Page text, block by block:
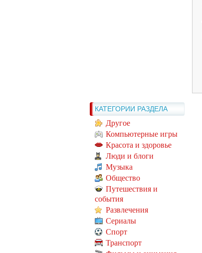
КАТЕГОРИИ РАЗДЕЛА
Другое
Компьютерные игры
Красота и здоровье
Люди и блоги
Музыка
Общество
Путешествия и
события
Развлечения
Сериалы
Спорт
Транспорт